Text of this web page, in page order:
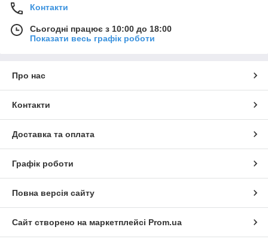
Контакти
Сьогодні працює з 10:00 до 18:00
Показати весь графік роботи
Про нас
Контакти
Доставка та оплата
Графік роботи
Повна версія сайту
Сайт створено на маркетплейсі Prom.ua